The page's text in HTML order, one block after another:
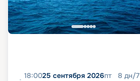
18:0025 сентября 2026пт 8 дн/7